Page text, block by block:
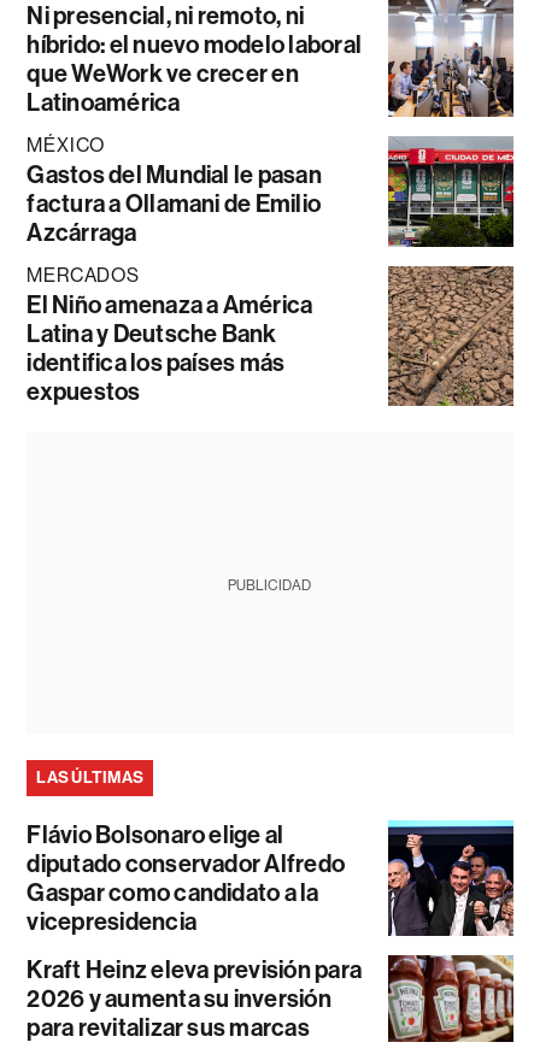
Ni presencial, ni remoto, ni
híbrido: el nuevo modelo laboral
que WeWork ve crecer en
Latinoamérica
MÉXICO
Gastos del Mundial le pasan
factura a Ollamani de Emilio
Azcárraga
MERCADOS
El Niño amenaza a América
Latina y Deutsche Bank
identifica los países más
expuestos
PUBLICIDAD
LAS ÚLTIMAS
Flávio Bolsonaro elige al
diputado conservador Alfredo
Gaspar como candidato a la
vicepresidencia
Kraft Heinz eleva previsión para
2026 y aumenta su inversión
para revitalizar sus marcas